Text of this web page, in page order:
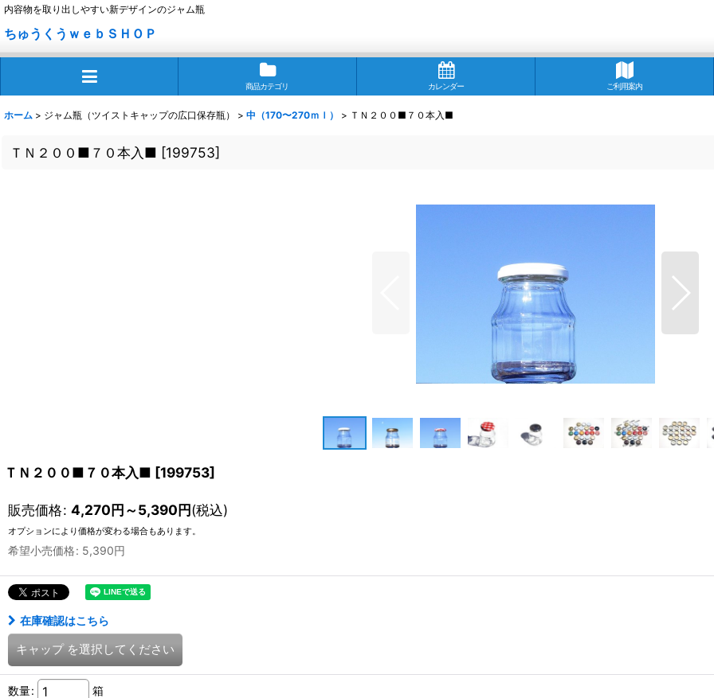
内容物を取り出しやすい新デザインのジャム瓶
ちゅうくうｗｅｂＳＨＯＰ
商品カテゴリ カレンダー ご利用案内
ホーム > ジャム瓶（ツイストキャップの広口保存瓶） > 中（170〜270ｍｌ） > ＴＮ２００■７０本入■
ＴＮ２００■７０本入■ [199753]
ＴＮ２００■７０本入■ [199753]
販売価格: 4,270円～5,390円(税込)
オプションにより価格が変わる場合もあります。
希望小売価格: 5,390円
在庫確認はこちら
キャップ を選択してください
数量: 箱